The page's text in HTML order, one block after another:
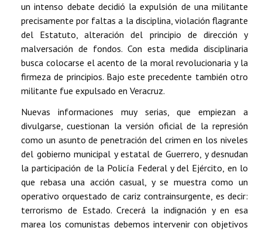
un intenso debate decidió la expulsión de una militante
precisamente por faltas a la disciplina, violación flagrante
del Estatuto, alteración del principio de dirección y
malversación de fondos. Con esta medida disciplinaria
busca colocarse el acento de la moral revolucionaria y la
firmeza de principios. Bajo este precedente también otro
militante fue expulsado en Veracruz.
Nuevas informaciones muy serias, que empiezan a
divulgarse, cuestionan la versión oficial de la represión
como un asunto de penetración del crimen en los niveles
del gobierno municipal y estatal de Guerrero, y desnudan
la participación de la Policía Federal y del Ejército, en lo
que rebasa una acción casual, y se muestra como un
operativo orquestado de cariz contrainsurgente, es decir:
terrorismo de Estado. Crecerá la indignación y en esa
marea los comunistas debemos intervenir con objetivos